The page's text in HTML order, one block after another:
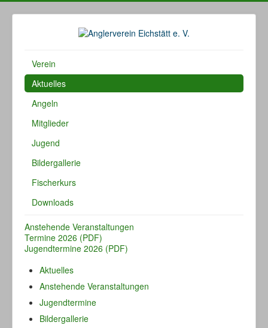
Verein
Aktuelles
Angeln
Mitglieder
Jugend
Bildergallerie
Fischerkurs
Downloads
Anstehende Veranstaltungen
Termine 2026 (PDF)
Jugendtermine 2026 (PDF)
Aktuelles
Anstehende Veranstaltungen
Jugendtermine
Bildergallerie